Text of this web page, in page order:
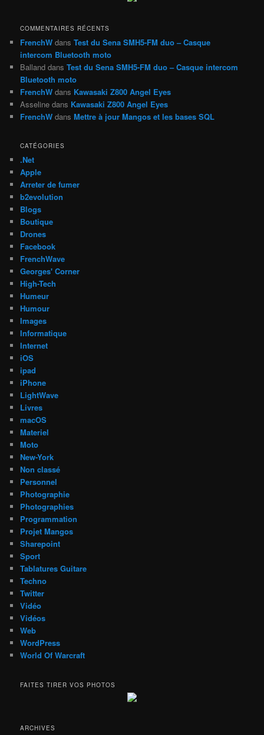
h
e
COMMENTAIRES RÉCENTS
FrenchW dansTest du Sena SMH5-FM duo – Casque
intercom Bluetooth moto
Balland dansTest du Sena SMH5-FM duo – Casque intercom
Bluetooth moto
FrenchW dans Kawasaki Z800 Angel Eyes
Asseline dans Kawasaki Z800 Angel Eyes
FrenchW dansMettre à jour Mangos et les bases SQL
CATÉGORIES
.Net
Apple
Arreter de fumer
b2evolution
Blogs
Boutique
Drones
Facebook
FrenchWave
Georges' Corner
High-Tech
Humeur
Humour
Images
Informatique
Internet
iOS
ipad
iPhone
LightWave
Livres
macOS
Materiel
Moto
New-York
Non classé
Personnel
Photographie
Photographies
Programmation
Projet Mangos
Sharepoint
Sport
Tablatures Guitare
Techno
Twitter
Vidéo
Vidéos
Web
WordPress
World Of Warcraft
FAITES TIRER VOS PHOTOS
ARCHIVES